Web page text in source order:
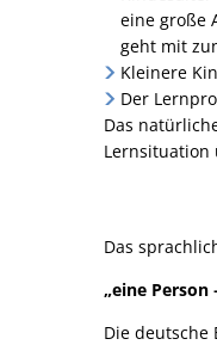
eine große
geht mit
Kleinere
Der
Das
Lernsituation
Das
„eine Person
Die